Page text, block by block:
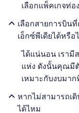
เลือกแพ็คเกจท่อ
เลือกสายการบิน
เอ็กซ์พีเดียได้หรือ
ได้แน่นอน เรามี
แห่ง ดังนั้นคุณมี
เหมาะกับงบมาก
หากไม่สามารถเ
ได้ไหม